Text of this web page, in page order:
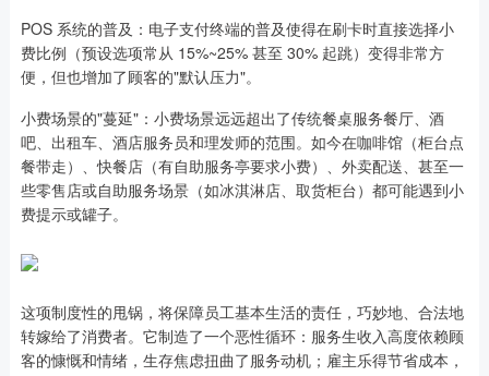
POS 系统的普及：电子支付终端的普及使得在刷卡时直接选择小
费比例（预设选项常从 15%~25% 甚至 30% 起跳）变得非常方
便，但也增加了顾客的"默认压力"。
小费场景的"蔓延"：小费场景远远超出了传统餐桌服务餐厅、酒
吧、出租车、酒店服务员和理发师的范围。如今在咖啡馆（柜台点
餐带走）、快餐店（有自助服务亭要求小费）、外卖配送、甚至一
些零售店或自助服务场景（如冰淇淋店、取货柜台）都可能遇到小
费提示或罐子。
这项制度性的甩锅，将保障员工基本生活的责任，巧妙地、合法地
转嫁给了消费者。它制造了一个恶性循环：服务生收入高度依赖顾
客的慷慨和情绪，生存焦虑扭曲了服务动机；雇主乐得节省成本，